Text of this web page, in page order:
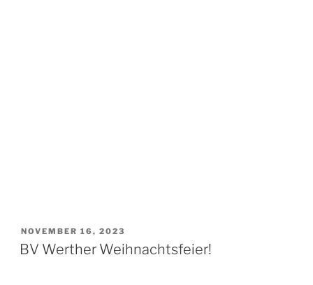
VERÖFFENTLICHT
AM
NOVEMBER 16, 2023
BV Werther Weihnachtsfeier!